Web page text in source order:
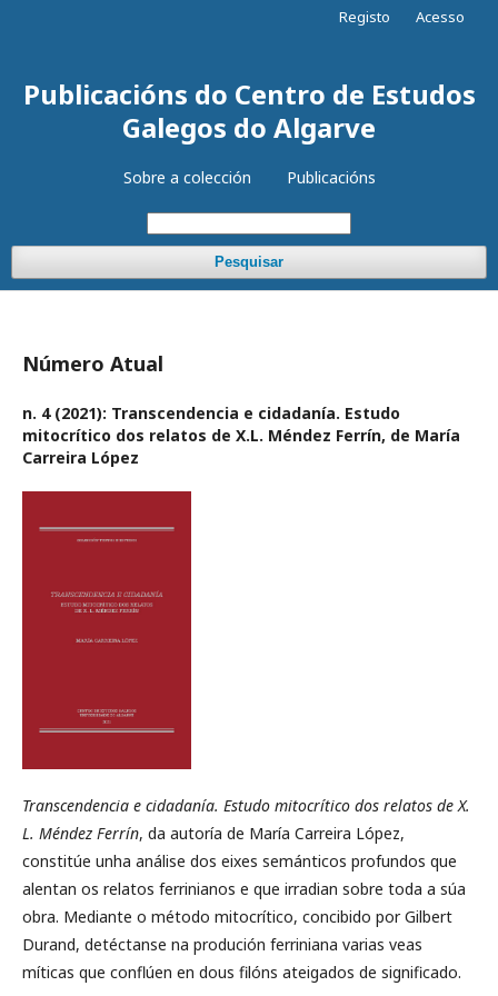
Publicacións do Centro de Estudos
Galegos do Algarve
Sobre a colección Publicacións
Pesquisar
Registo Acesso
Número Atual
n. 4 (2021): Transcendencia e cidadanía. Estudo
mitocrítico dos relatos de X.L. Méndez Ferrín, de María
Carreira López
Transcendencia e cidadanía. Estudo mitocrítico dos relatos de X.
L. Méndez Ferrín, da autoría de María Carreira López,
constitúe unha análise dos eixes semánticos profundos que
alentan os relatos ferrinianos e que irradian sobre toda a súa
obra. Mediante o método mitocrítico, concibido por Gilbert
Durand, detéctanse na produción ferriniana varias veas
míticas que conflúen en dous filóns ateigados de significado.